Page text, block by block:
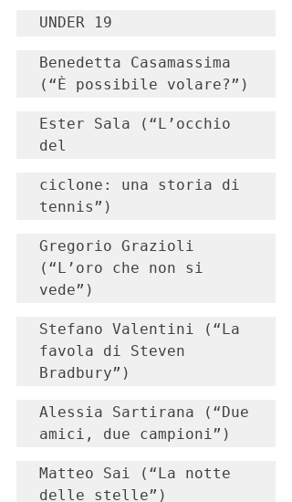
UNDER 19
Benedetta Casamassima
(“È possibile volare?”)
Ester Sala (“L’occhio
del
ciclone: una storia di
tennis”)
Gregorio Grazioli
(“L’oro che non si
vede”)
Stefano Valentini (“La
favola di Steven
Bradbury”)
Alessia Sartirana (“Due
amici, due campioni”)
Matteo Sai (“La notte
delle stelle”)